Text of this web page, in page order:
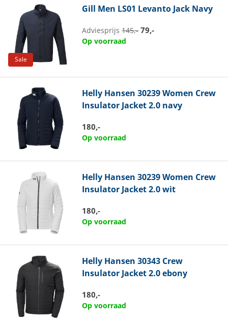
Sale
Gill Men LS01 Levanto Jack Navy
Adviesprijs145,- 79,-
Op voorraad
Helly Hansen 30239 Women Crew
Insulator Jacket 2.0 navy
180,-
Op voorraad
Helly Hansen 30239 Women Crew
Insulator Jacket 2.0 wit
180,-
Op voorraad
Helly Hansen 30343 Crew
Insulator Jacket 2.0 ebony
180,-
Op voorraad